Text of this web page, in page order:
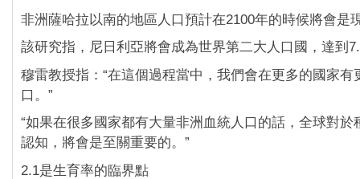
非洲薩哈拉以南的地區人口預計在2100年的時候將會是
該研究指，尼日利亞將會成為世界第二大人口國，達到
穆雷教授指：“在這個過程當中，我們會在更多的國家有
口。”
“如果在很多國家都有大量非洲血統人口的話，全球對於
認知，將會是至關重要的。”
2.1是生育率的臨界點